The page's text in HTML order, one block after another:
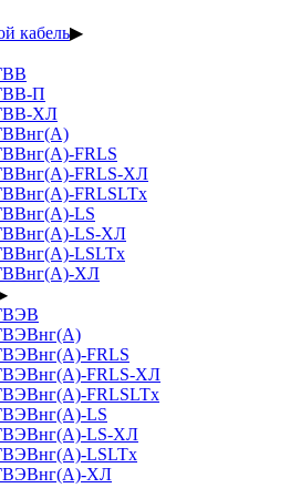
кабель▶
П
ХЛ
FRLS
FRLS-ХЛ
FRLSLTx
LS
LS-ХЛ
LSLTx
ХЛ
FRLS
FRLS-ХЛ
FRLSLTx
LS
LS-ХЛ
LSLTx
ХЛ